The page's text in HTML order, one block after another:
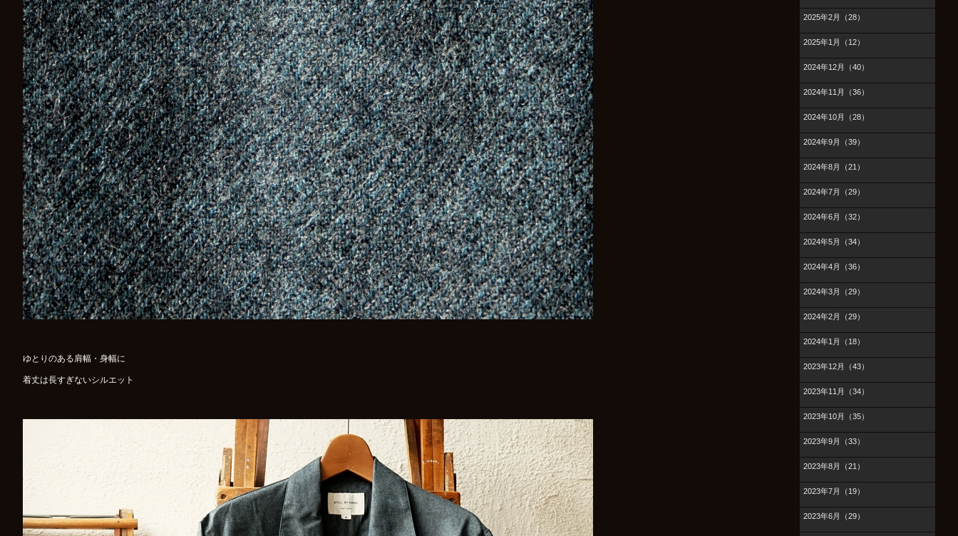
ゆとりのある肩幅・身幅に
着丈は長すぎないシルエット
2025年2月（28）
2025年1月（12）
2024年12月（40）
2024年11月（36）
2024年10月（28）
2024年9月（39）
2024年8月（21）
2024年7月（29）
2024年6月（32）
2024年5月（34）
2024年4月（36）
2024年3月（29）
2024年2月（29）
2024年1月（18）
2023年12月（43）
2023年11月（34）
2023年10月（35）
2023年9月（33）
2023年8月（21）
2023年7月（19）
2023年6月（29）